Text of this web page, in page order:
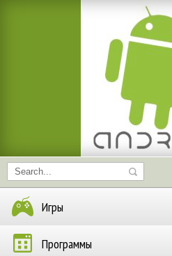
Игры
Программы